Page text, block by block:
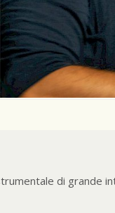
di grande